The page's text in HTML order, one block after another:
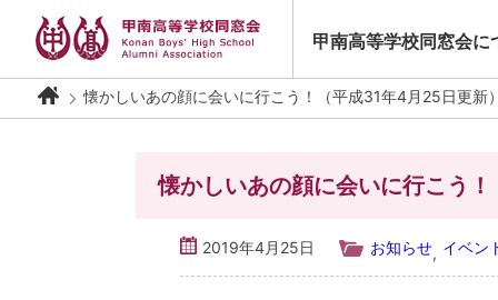
content
甲南高等学校同窓会に
懐かしいあの顔に会いに行こう！（平成31年4月25日更新）
懐かしいあの顔に会いに行こう
2019年4月25日 お知らせ, イベン